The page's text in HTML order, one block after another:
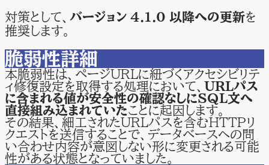
対策として、 バージョン 4.1.0 以降への更新を
推奨します。
脆弱性詳細
本脆弱性は、ページURLに紐づくアクセシビリテ
ィ修復設定を取得する処理において、 URLパス
に含まれる値が安全性の確認なしにSQL文へ
直接組み込まれていたことに起因します。
その結果、細工されたURLパスを含むHTTPリ
クエストを送信することで、データベースへの問
い合わせ内容が意図しない形に変更される可能
性がある状態となっていました。